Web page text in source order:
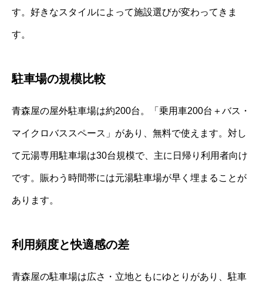
す。好きなスタイルによって施設選びが変わってきま
す。
駐車場の規模比較
青森屋の屋外駐車場は約200台。「乗用車200台＋バス・
マイクロバススペース」があり、無料で使えます。対し
て元湯専用駐車場は30台規模で、主に日帰り利用者向け
です。賑わう時間帯には元湯駐車場が早く埋まることが
あります。
利用頻度と快適感の差
青森屋の駐車場は広さ・立地ともにゆとりがあり、駐車